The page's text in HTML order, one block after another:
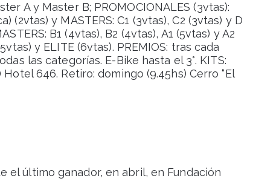
A y Master B; PROMOCIONALES (3vtas):
(2vtas) y MASTERS: C1 (3vtas), C2 (3vtas) y D
B1 (4vtas), B2 (4vtas), A1 (5vtas) y A2
y ELITE (6vtas). PREMIOS: tras cada
las categorías. E-Bike hasta el 3°. KITS:
646. Retiro: domingo (9.45hs) Cerro “El
el último ganador, en abril, en Fundación